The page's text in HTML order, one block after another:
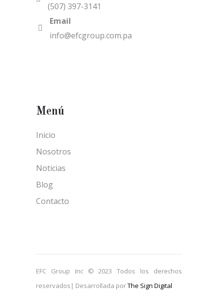
(507) 397-3141
Email
info@efcgroup.com.pa
Menú
Inicio
Nosotros
Noticias
Blog
Contacto
EFC Group Inc © 2023 Todos los derechos
reservados| Desarrollada porThe Sign Digital